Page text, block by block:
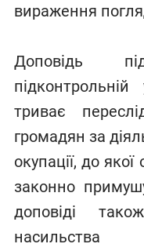
вираження
Доповідь
триває
громадян за
окупації, до
законно
доповіді
насильства